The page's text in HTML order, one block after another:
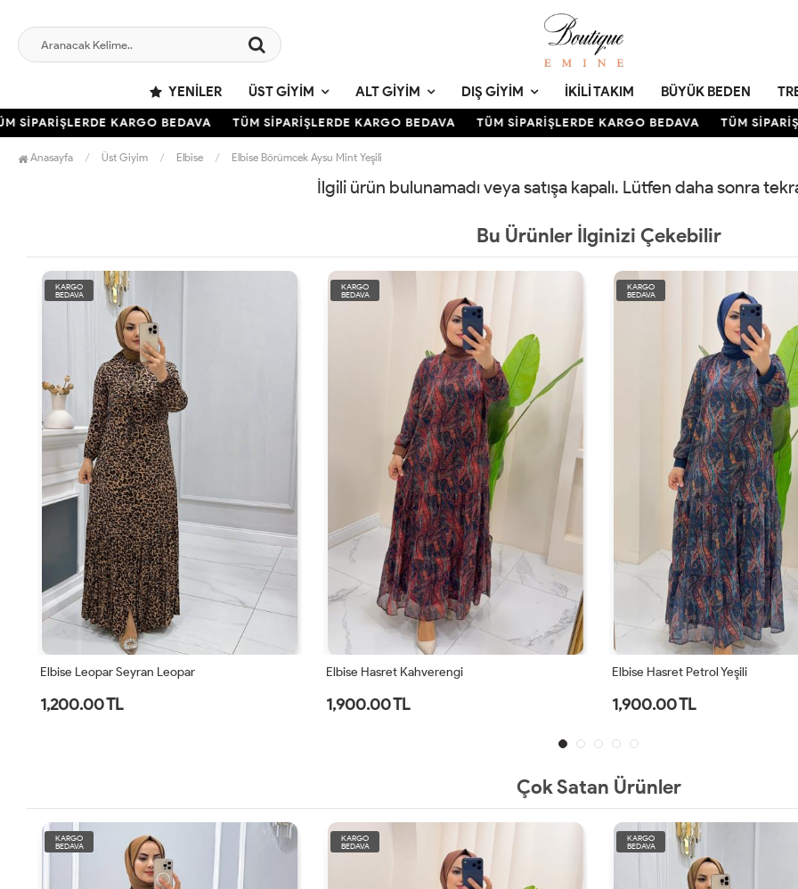
YENILER ÜST GIYIM ALT GIYIM DIŞ GIYIM İKILI TAKIM BÜYÜK BEDEN
SİPARİŞLERDE KARGO BEDAVA TÜM SİPARİŞLERDE KARGO BEDAVA TÜM SİPARİŞLERDE KARGO BEDAVA TÜM
Anasayfa Üst Giyim Elbise Elbise Börümcek Aysu Mint Yeşili
İlgili ürün bulunamadı veya satışa kapalı. Lütfen daha sonra
Bu Ürünler İlginizi Çekebilir
KARGO
BEDAVA
Elbise Hasret Kahverengi
1,900.00 TL
KARGO
BEDAVA
Elbise Hasret Petrol Yeşili
1,900.00 TL
KARGO
BEDAVA
Elbise Viskon Dilan Kırmızı
1,200.00 TL
Çok Satan Ürünler
KARGO
BEDAVA
KARGO
BEDAVA
KARGO
BEDAVA